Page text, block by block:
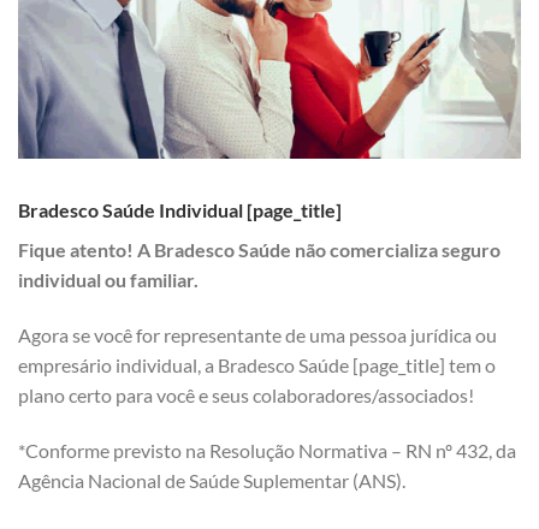
Bradesco Saúde Individual [page_title]
Fique atento! A Bradesco Saúde não comercializa seguro
individual ou familiar.
Agora se você for representante de uma pessoa jurídica ou
empresário individual, a Bradesco Saúde [page_title] tem o
plano certo para você e seus colaboradores/associados!
*Conforme previsto na Resolução Normativa – RN nº 432, da
Agência Nacional de Saúde Suplementar (ANS).